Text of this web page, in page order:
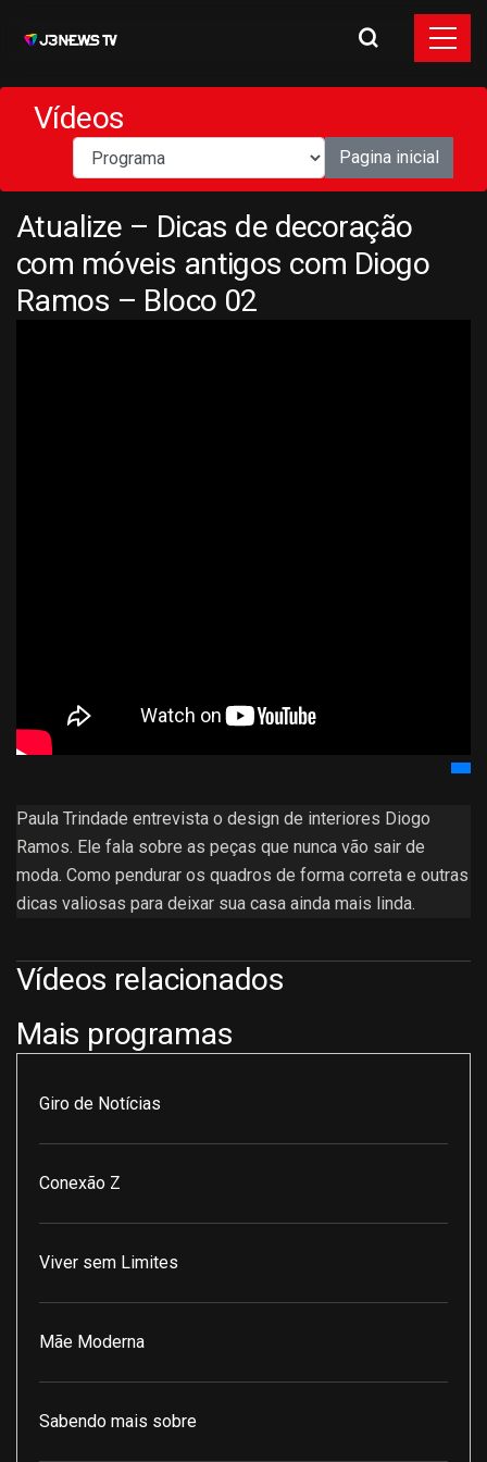
Vídeos
Pagina inicial
Atualize – Dicas de decoração
com móveis antigos com Diogo
Ramos – Bloco 02
Paula Trindade entrevista o design de interiores Diogo
Ramos. Ele fala sobre as peças que nunca vão sair de
moda. Como pendurar os quadros de forma correta e outras
dicas valiosas para deixar sua casa ainda mais linda.
Vídeos relacionados
Mais programas
Giro de Notícias
Conexão Z
Viver sem Limites
Mãe Moderna
Sabendo mais sobre